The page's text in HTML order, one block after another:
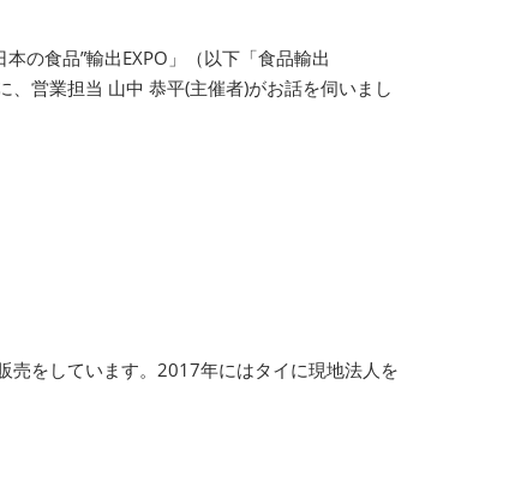
の食品”輸出EXPO」（以下「食品輸出
営業担当 山中 恭平(主催者)がお話を伺いまし
売をしています。2017年にはタイに現地法人を